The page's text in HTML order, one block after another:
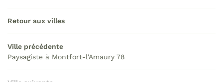
Retour aux villes
Ville précédente
Paysagiste à Montfort-l'Amaury 78